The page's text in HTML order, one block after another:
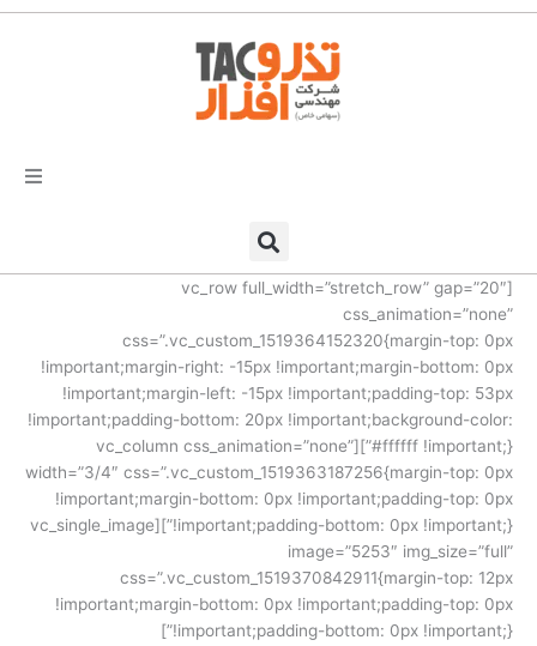
رفتن
محصولات و نرم افزارها
راهکارهای تذروافزار در صنایع
خدمات و پشتیبانی
دعوت به همکاری
تماس با ما
درخواست دمو
[vc_row full_width=”stretch_row” gap=”20″
css_animation=”none”
css=”.vc_custom_1519364152320{margin-top: 0px
!important;margin-right: -15px !important;margin-bottom: 0px
!important;margin-left: -15px !important;padding-top: 53px
!important;padding-bottom: 20px !important;background-color:
#ffffff !important;}”][vc_column css_animation=”none”
width=”3/4″ css=”.vc_custom_1519363187256{margin-top: 0px
!important;margin-bottom: 0px !important;padding-top: 0px
!important;padding-bottom: 0px !important;}”][vc_single_image
image=”5253″ img_size=”full”
css=”.vc_custom_1519370842911{margin-top: 12px
!important;margin-bottom: 0px !important;padding-top: 0px
!important;padding-bottom: 0px !important;}”]